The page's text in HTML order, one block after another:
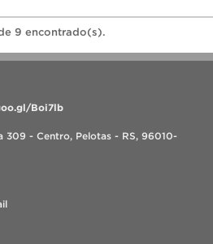
9 encontrado(s).
Boi7lb
309 - Centro, Pelotas - RS, 96010-